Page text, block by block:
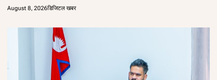
August 8, 2026डिजिटल खबर